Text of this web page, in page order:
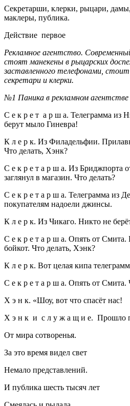
Секретарши, клерки, рыцари,
маклеры, публика.
Действие первое
Рекламное агентство.
стоят манекены в рыцарских
заставленного телефонами,
секретари и клерки.
№1 Паника в рекламном агентстве
С е к р е т а р ш а. Телеграмма из
берут мыло Гиневра!
К л е р к. Из Филадельфии.
Что делать, Хэнк?
С е к р е т а р ш а. Из Бриджпорта
заглянул в магазин. Что делать?
С е к р е т а р ш а. Телеграмма из
покупателям надоели джинсы.
К л е р к. Из Чикаго. Никто не
С е к р е т а р ш а. Опять от Смита.
бойкот. Что делать, Хэнк?
К л е р к. Вот целая кипа
С е к р е т а р ш а. Опять от Смита.
Х э н к. «Шоу, вот что спасёт нас!
Х э н к и с л у ж а щ и е. Прошло
От мира сотворенья.
За это время видел свет
Немало представлений.
И публика шесть тысяч лет